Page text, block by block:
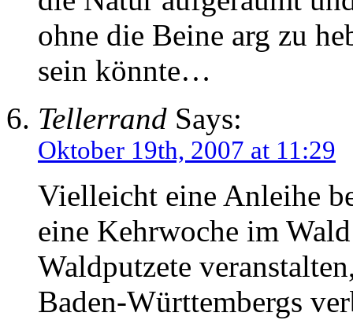
ohne die Beine arg zu
sein könnte…
Tellerrand Says:
Oktober 19th, 2007 at 11:29
Vielleicht eine Anleihe
eine Kehrwoche im
Waldputzete
Baden-Württembergs